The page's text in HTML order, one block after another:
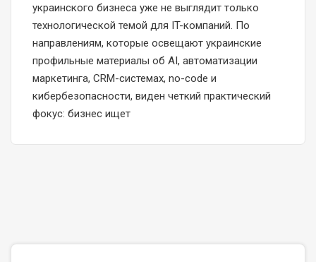
украинского бизнеса уже не выглядит только
технологической темой для IT-компаний. По
направлениям, которые освещают украинские
профильные материалы об AI, автоматизации
маркетинга, CRM-системах, no-code и
кибербезопасности, виден четкий практический
фокус: бизнес ищет